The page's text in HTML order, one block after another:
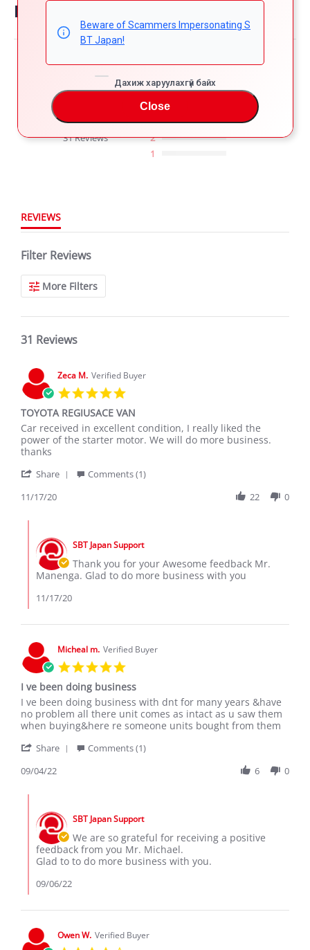
Beware of Scammers Impersonating S
BT Japan!
Дахиж харуулахгүй байх
Close
Reviews on toyota regiusace van
4.8
4.8
rating
31 Reviews
5
4
3
2
1
REVIEWS
Filter Reviews
More Filters
31 Reviews
Zeca M. Verified Buyer
rating
TOYOTA REGIUSACE VAN
Review
by
Zeca
on
Nov
review
stating
TOYOTA
VAN
Car received in excellent condition, I really liked the
power of the starter motor. We will do more business.
thanks
Share
on
Nov
2020
Comments (1)
11/17/20
22 0
Store
Owner
on
by
Zeca
17
Nov
2020
SBT Japan Support
Thank you for your Awesome feedback Mr.
Manenga. Glad to do more business with you
11/17/20
Micheal m. Verified Buyer
rating
I ve been doing business
Review
by
Micheal
on
Sep
review
stating
I
been
business
I ve been doing business with dnt for many years &have
no problem all there unit comes as intact as u saw them
when buying&here re someone units bought from them
Share
on
Sep
2022
Comments (1)
09/04/22
6 0
Store
Owner
on
Review
Micheal
m.
Sep
2022
SBT Japan Support
We are so grateful for receiving a positive
feedback from you Mr. Michael.
Glad to to do more business with you.
09/06/22
Owen W. Verified Buyer